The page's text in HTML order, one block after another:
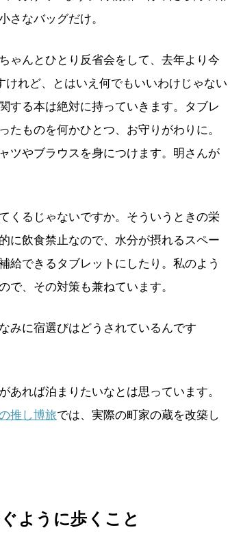
さなバッグだけ。
ゃんとひとり反省会をして、去年より今
れど、とはいえ何でもいいわけじゃない
する本は絶対に持っていきます。タブレ
ものを何かひとつ、お守りがわりに。
ツやブラウスを身につけます。明さんが
くるじゃないですか。そういうときの栄
に飲食禁止なので、水分が摂れるスペー
給できるタブレットにしたり。私のよう
、その対策も兼ねています。
に宿選びはどうされているんです
れば泊まりたいなとは思っています。
推し博旅では、実際の町家の蔵を改築し
ように歩くこと